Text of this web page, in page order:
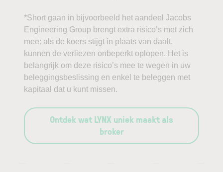
*Short gaan in bijvoorbeeld het aandeel Jacobs
Engineering Group brengt extra risico’s met zich
mee: als de koers stijgt in plaats van daalt,
kunnen de verliezen onbeperkt oplopen. Het is
belangrijk om deze risico’s mee te wegen in uw
beleggingsbeslissing en enkel te beleggen met
kapitaal dat u kunt missen.
Ontdek wat LYNX uniek maakt als
broker